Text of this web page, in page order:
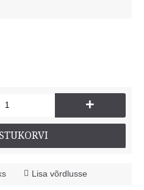
+
Lisa võrdlusse